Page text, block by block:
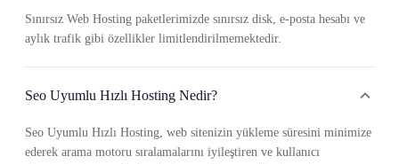
Sınırsız Web Hosting paketlerimizde sınırsız disk, e-posta hesabı ve
aylık trafik gibi özellikler limitlendirilmemektedir.
Seo Uyumlu Hızlı Hosting Nedir?
Seo Uyumlu Hızlı Hosting, web sitenizin yükleme süresini minimize
ederek arama motoru sıralamalarını iyileştiren ve kullanıcı